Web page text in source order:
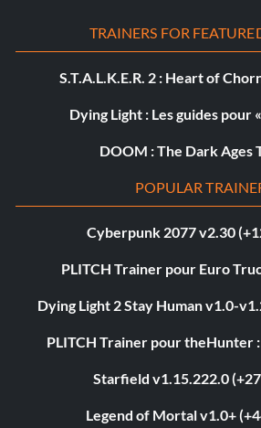
TRAINERS FOR
S.T.A.L.K.E.R. 2 : Heart of
Dying Light : Les guides pour
DOOM : The Dark Ages
POPULAR
Cyberpunk 2077 v2.30
PLITCH Trainer pour Euro
Dying Light 2 Stay Human v1.0-
PLITCH Trainer pour theHunter
Starfield v1.15.222.0
Legend of Mortal v1.0+